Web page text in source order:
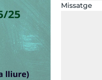
Missatge